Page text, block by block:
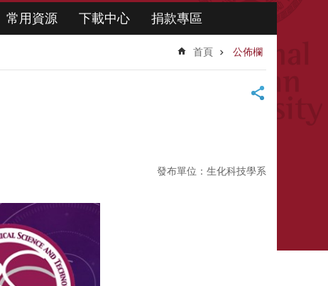
常用資源 下載中心 捐款專區
首頁 公佈欄
發布單位：生化科技學系